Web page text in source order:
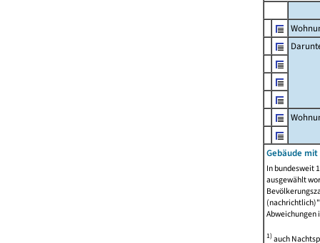
Gebäude
In bundesweit
ausgewählt
Abweichungen
1)auch